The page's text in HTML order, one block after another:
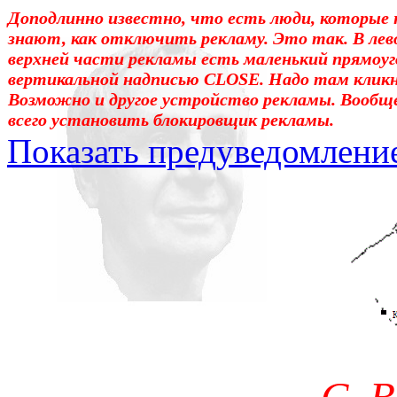
Доподлинно известно, что есть люди, которые
знают, как отключить рекламу. Это так. В
верхней части рекламы есть маленький
вертикальной надписью CLOSE. Надо там
Возможно и другое устройство рекламы.
всего установить блокировщик рекламы.
Показать
Уважаемые! Умоляю: не
отошли от суеты. – Перед
трудным чтением. И ещё:
достаточно, чтоб
что не понятно.Прошу